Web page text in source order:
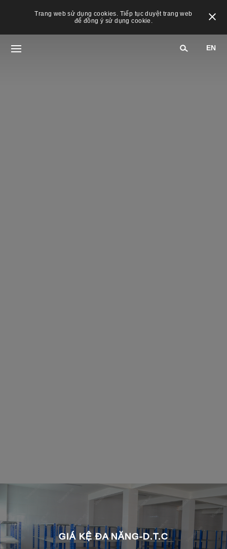
Trang web sử dụng cookies. Tiếp tục duyệt trang web
để đồng ý sử dụng cookie.
EN
GIÁ KỆ ĐA NĂNG-D.T.C